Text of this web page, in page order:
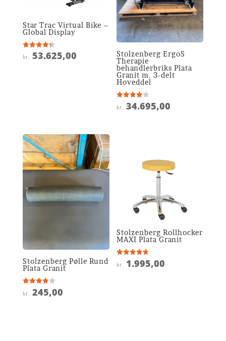
Star Trac Virtual Bike –
Global Display
Vurderet
4.3
kr. 53.625,00
Stolzenberg ErgoS
Therapie
behandlerbriks Plata
Granit m. 3-delt
Hoveddel
Vurderet
3.9
kr. 34.695,00
Stolzenberg Pølle Rund
Plata Granit
Vurderet
4
kr. 245,00
Stolzenberg Rollhocker
MAXI Plata Granit
Vurderet
4.7
kr. 1.995,00